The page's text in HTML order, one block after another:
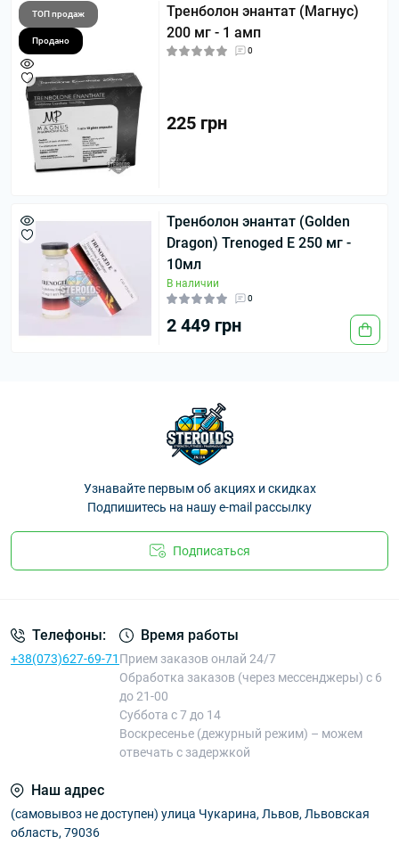
ТОП продаж
Продано
Тренболон энантат (Магнус)
200 мг - 1 амп
0
225 грн
Тренболон энантат (Golden
Dragon) Trenoged E 250 мг -
10мл
В наличии
0
2 449 грн
Узнавайте первым об акциях и скидках
Подпишитесь на нашу e-mail рассылку
Подписаться
Телефоны:
+38(073)627-69-71
Время работы
Прием заказов онлай 24/7
Обработка заказов (через мессенджеры) с 6
до 21-00
Суббота с 7 до 14
Воскресенье (дежурный режим) – можем
отвечать с задержкой
Наш адрес
(самовывоз не доступен) улица Чукарина, Львов, Львовская
область, 79036